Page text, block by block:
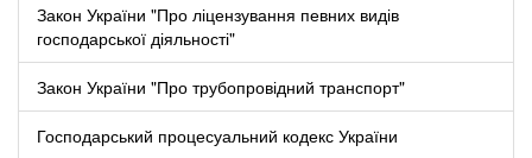
Закон України "Про ліцензування певних видів
господарської діяльності"
Закон України "Про трубопровідний транспорт"
Господарський процесуальний кодекс України